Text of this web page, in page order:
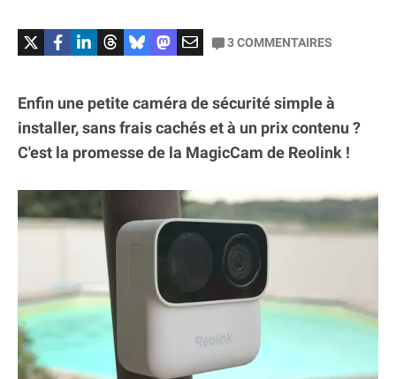
3COMMENTAIRES
Enfin une petite caméra de sécurité simple à
installer, sans frais cachés et à un prix contenu ?
C'est la promesse de la MagicCam de Reolink !